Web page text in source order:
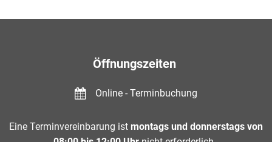
Öffnungszeiten
Online - Terminbuchung
Eine Terminvereinbarung ist montags und donnerstags von